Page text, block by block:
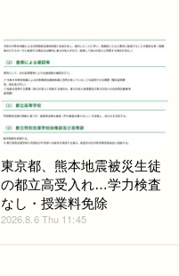
東京都、熊本地震被災生徒
の都立高受入れ…学力検査
なし・授業料免除
2026.8.6 Thu 11:45